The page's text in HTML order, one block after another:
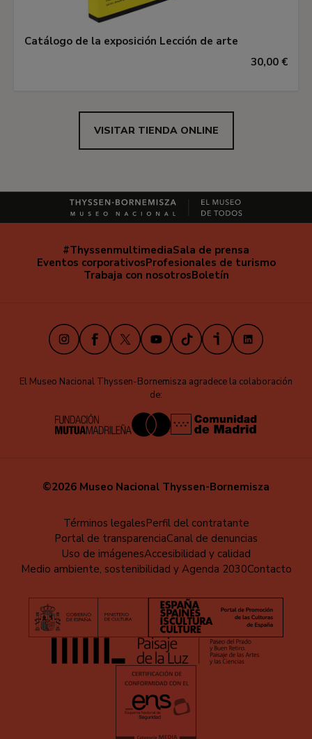
Catálogo de la exposición Lección de arte
30,00 €
VISITAR TIENDA ONLINE
Navegación
secundaria
#ThyssenmultimediaSala de prensa
Eventos corporativosProfesionales de turismo
Trabaja con nosotrosBoletín
InstagramFacebook
X YoutubeTikTokiVooxLinkedIn
El Museo Nacional Thyssen-Bornemisza agradece la colaboración
de:
©2026 Museo Nacional Thyssen-Bornemisza
pie
Términos legalesPerfil del contratante
Portal de transparenciaCanal de denuncias
Uso de imágenesAccesibilidad y calidad
Medio ambiente, sostenibilidad y Agenda 2030Contacto